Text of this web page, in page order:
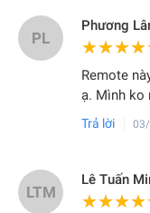
PL
Phương
Remote
ạ. Mình ko
Trả lời
LTM
Lê Tuấn